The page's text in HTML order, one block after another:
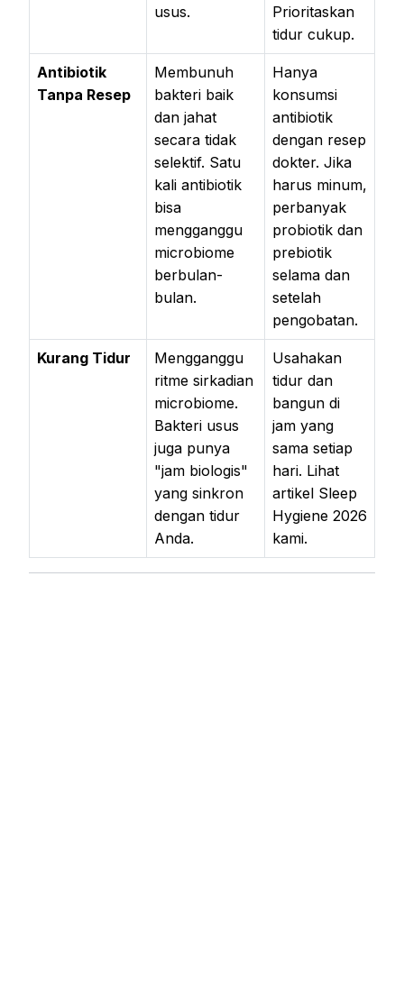
usus.
Prioritaskan
tidur cukup.
Antibiotik
Tanpa Resep
Membunuh
bakteri baik
dan jahat
secara tidak
selektif. Satu
kali antibiotik
bisa
mengganggu
microbiome
berbulan-
bulan.
Hanya
konsumsi
antibiotik
dengan resep
dokter. Jika
harus minum,
perbanyak
probiotik dan
prebiotik
selama dan
setelah
pengobatan.
Kurang Tidur
Mengganggu
ritme sirkadian
microbiome.
Bakteri usus
juga punya
"jam biologis"
yang sinkron
dengan tidur
Anda.
Usahakan
tidur dan
bangun di
jam yang
sama setiap
hari. Lihat
artikel Sleep
Hygiene 2026
kami.